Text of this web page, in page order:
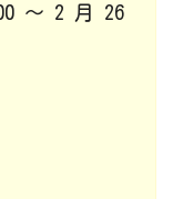
～ 2 月 26